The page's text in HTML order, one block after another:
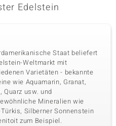
Edelstein
Staat beliefert
Weltmarkt mit
Varietäten - bekannte
wie Aquamarin, Granat,
Quarz usw. und
Mineralien wie
Silberner Sonnenstein
zum Beispiel.